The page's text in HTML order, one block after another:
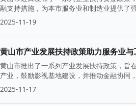
融支持措施，为本市服务业和制造业提供了
2025-11-19
黄山市产业发展扶持政策助力服务业
黄山市推出了一系列产业发展扶持政策，旨
产业，鼓励影视基地建设，并推动金融协同
2025-11-17